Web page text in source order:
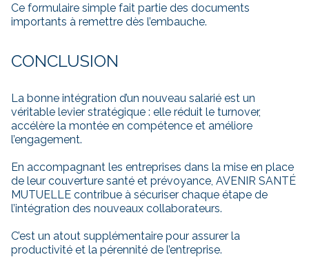
Ce formulaire simple fait partie des documents
importants à remettre dès l’embauche.
CONCLUSION
La bonne intégration d’un nouveau salarié est un
véritable levier stratégique : elle réduit le turnover,
accélère la montée en compétence et améliore
l’engagement.
En accompagnant les entreprises dans la mise en place
de leur couverture santé et prévoyance, AVENIR SANTÉ
MUTUELLE contribue à sécuriser chaque étape de
l’intégration des nouveaux collaborateurs.
C’est un atout supplémentaire pour assurer la
productivité et la pérennité de l’entreprise.